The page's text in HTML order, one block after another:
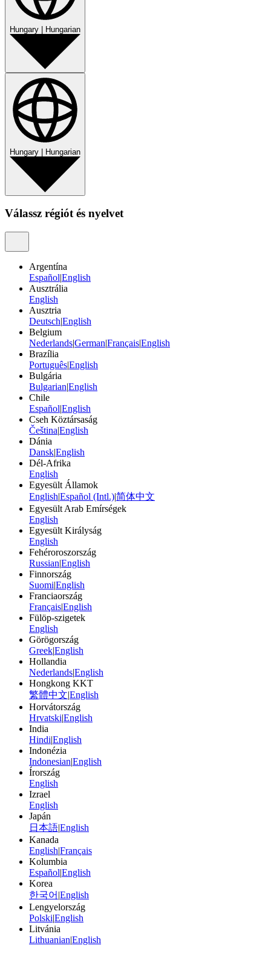
Hungary | Hungarian
Hungary Hungarian
Válassz régiót és nyelvet
Argentína
Español|English
Ausztrália
English
Ausztria
Deutsch|English
Belgium
Nederlands|German|Français|English
Brazília
Português|English
Bulgária
Bulgarian|English
Chile
Español|English
Cseh Köztársaság
Čeština|English
Dánia
Dansk|English
Dél-Afrika
English
Egyesült Államok
English|Español (Intl.)|简体中文
Egyesült Arab Emírségek
English
Egyesült Királyság
English
Fehéroroszország
Russian|English
Finnország
Suomi|English
Franciaország
Français|English
Fülöp-szigetek
English
Görögország
Greek|English
Hollandia
Nederlands|English
Hongkong KKT
繁體中文|English
Horvátország
Hrvatski|English
India
Hindi|English
Indonézia
Indonesian|English
Írország
English
Izrael
English
Japán
日本語|English
Kanada
English|Français
Kolumbia
Español|English
Korea
한국어 |English
Lengyelország
Polski|English
Litvánia
Lithuanian|English